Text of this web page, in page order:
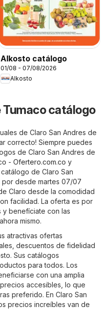
Alkosto catálogo
01/08 - 07/08/2026
Alkosto
Tumaco catálogo
de Claro San Andres de
correcto! Siempre puedes
de Claro San Andres de
- Ofertero.com.co y
de Claro San
desde martes 07/07
Claro desde la comodidad
facilidad. La oferta es por
y benefíciate con las
mismo.
atractivas ofertas
descuentos de fidelidad
Sus catálogos
para todos. Los
con una amplia
accesibles, lo que
preferido. En Claro San
precios increíbles van de